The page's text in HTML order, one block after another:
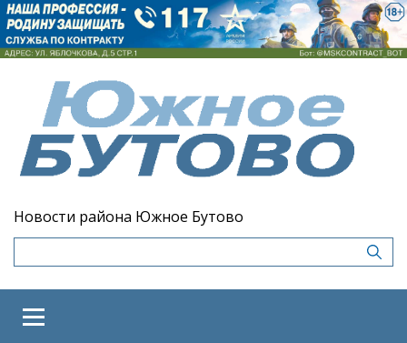
Новости района Южное Бутово